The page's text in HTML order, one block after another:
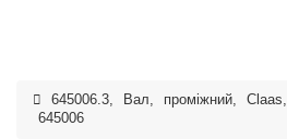
645006.3, Вал, проміжний, Claas,
645006